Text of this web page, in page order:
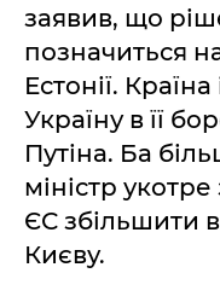
заявив, що
позначиться
Естонії.
Україну в її
Путіна. Ба
міністр
ЄС збільшити
Києву.